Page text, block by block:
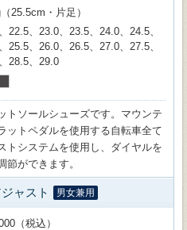
25.5cm・片足）
22.5、23.0、23.5、24.0、24.5、
25.5、26.0、26.5、27.0、27.5、
28.5、29.0
トソールシューズです。マウンテ
ットペダルを使用する自転車全て
トシステムを使用し、ダイヤルを
節ができます。
ャスト 男女兼用
（税込）